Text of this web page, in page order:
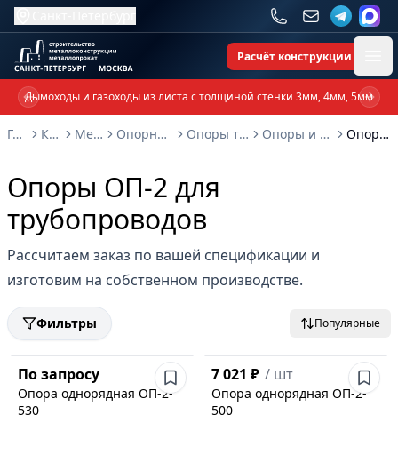
Расчёт конструкции
Дымоходы и газоходы из листа с толщиной стенки 3мм, 4мм, 5мм
Previous slide
Главная
Каталог Металлоконструкции Опорные металлоконструкции и изделия Опоры трубопроводов и металлоконструкции Опоры и подвески для трубопроводов ОСТ 36-17-85 Опоры ОП-2 для трубопроводов
Опоры ОП-2 для
трубопроводов
Рассчитаем заказ по вашей спецификации и
изготовим на собственном производстве.
Фильтры Популярные
По запросу
Опора однорядная ОП-2-
530
7 021 ₽ / шт
Опора однорядная ОП-2-
500